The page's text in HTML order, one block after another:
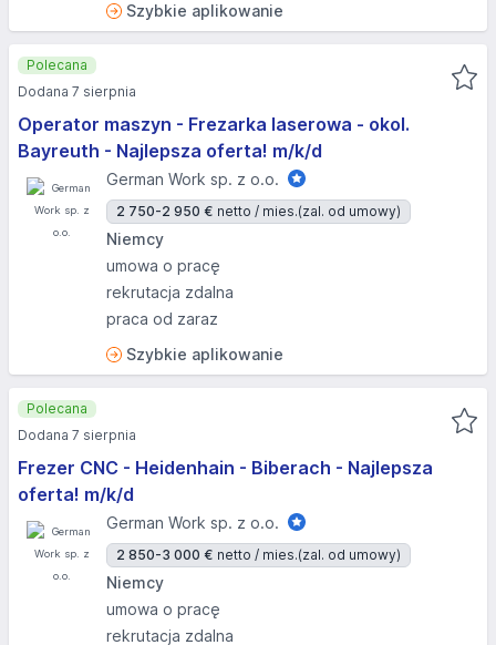
Szybkie aplikowanie
Operator maszyn - Frezarka laserowa - okol.
Bayreuth - Najlepsza oferta! m/k/d
German Work sp. z o.o.
2 750-2 950 € netto / mies.(zal. od umowy)
Niemcy
umowa o pracę
rekrutacja zdalna
praca od zaraz
Szybkie aplikowanie
Polecana
Dodana 7 sierpnia
Frezer CNC - Heidenhain - Biberach - Najlepsza
oferta! m/k/d
German Work sp. z o.o.
2 850-3 000 € netto / mies.(zal. od umowy)
Niemcy
umowa o pracę
rekrutacja zdalna
Polecana
Dodana 7 sierpnia